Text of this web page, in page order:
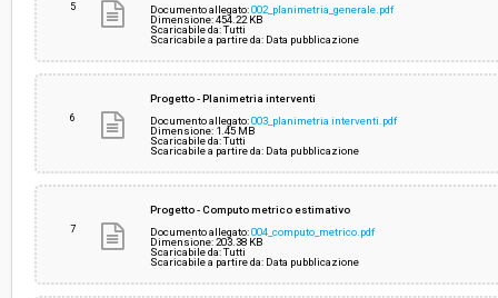
5
Documento allegato:002_planimetria_generale.pdf
Dimensione: 454.22 KB
Scaricabile da: Tutti
Scaricabile a partire da: Data pubblicazione
6
Progetto - Planimetria interventi
Documento allegato:003_planimetria interventi.pdf
Dimensione: 1.45 MB
Scaricabile da: Tutti
Scaricabile a partire da: Data pubblicazione
7
Progetto - Computo metrico estimativo
Documento allegato:004_computo_metrico.pdf
Dimensione: 203.38 KB
Scaricabile da: Tutti
Scaricabile a partire da: Data pubblicazione